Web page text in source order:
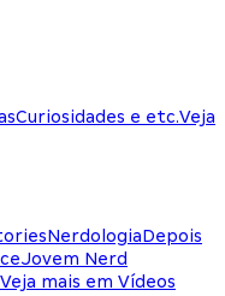
Curiosidades e etc.Veja
NerdologiaDepois
Jovem Nerd
Veja mais em Vídeos